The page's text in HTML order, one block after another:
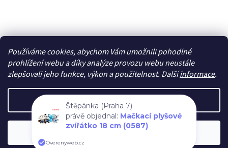
Používáme cookies, abychom Vám umožnili pohodlné
prohlížení webu a díky analýze provozu webu neustále
zlepšovali jeho funkce, výkon a použitelnost. Dalšíinformace.
Nastavení
Souhlasím
Sledovat na Instagramu
Vytvořil Shoptet
Copyright 2026cdmc.cz . Všechna práva vyhrazena.
Upravit
Štěpánka (Praha 7)
právě objednal: Mačkací plyšové
zvířátko 18 cm (0587)
Overenyweb.cz